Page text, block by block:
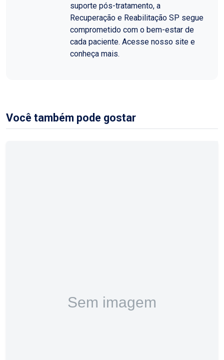
suporte pós-tratamento, a
Recuperação e Reabilitação SP segue
comprometido com o bem-estar de
cada paciente. Acesse nosso site e
conheça mais.
Você também pode gostar